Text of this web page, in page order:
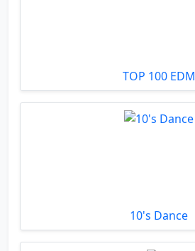
TOP 100 EDM
10's Dance